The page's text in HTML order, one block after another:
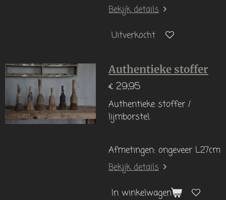
Bekijk details
Uitverkocht
Authentieke stoffer
€ 29,95
Authentieke stoffer /
lijmborstel.
Afmetingen: ongeveer L27cm
Bekijk details
In winkelwagen